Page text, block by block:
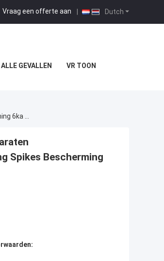
Dutch
Vraag een offerte aan |
ALLE GEVALLEN VR TOON
Spikes Bescherming